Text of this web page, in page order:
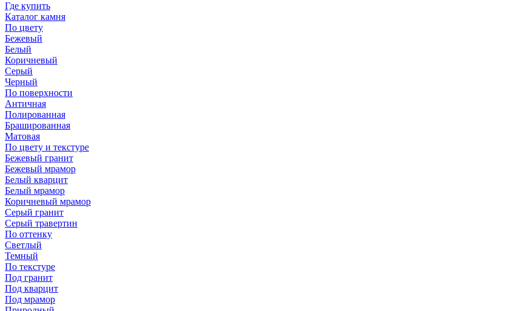
Где купить
Каталог камня
По цвету
Бежевый
Белый
Коричневый
Серый
Черный
По поверхности
Античная
Полированная
Брашированная
Матовая
По цвету и текстуре
Бежевый гранит
Бежевый мрамор
Белый кварцит
Белый мрамор
Коричневый мрамор
Серый гранит
Серый травертин
По оттенку
Светлый
Темный
По текстуре
Под гранит
Под кварцит
Под мрамор